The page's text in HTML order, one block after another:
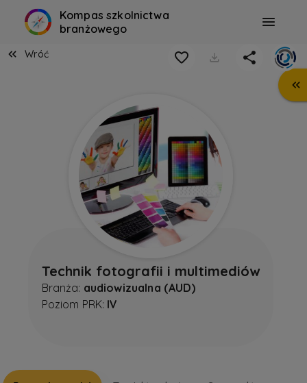
Kompas szkolnictwa
branżowego
Wróć
Technik fotografii i multimediów
Branża: audiowizualna (AUD)
Poziom PRK: IV